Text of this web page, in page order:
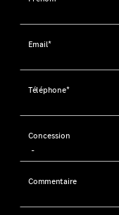
Email*
Téléphone*
Concession
Commentaire